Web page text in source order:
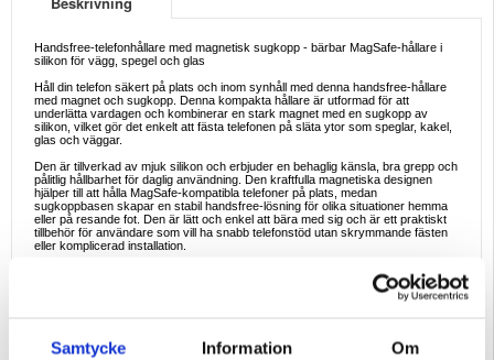
Samtycke Information Om
Handsfree-telefonhållare med magnetisk sugkopp - bärbar MagSafe-hållare i
silikon för vägg, spegel och glas
Håll din telefon säkert på plats och inom synhåll med denna handsfree-hållare
med magnet och sugkopp. Denna kompakta hållare är utformad för att
underlätta vardagen och kombinerar en stark magnet med en sugkopp av
silikon, vilket gör det enkelt att fästa telefonen på släta ytor som speglar, kakel,
glas och väggar.
Den är tillverkad av mjuk silikon och erbjuder en behaglig känsla, bra grepp och
pålitlig hållbarhet för daglig användning. Den kraftfulla magnetiska designen
hjälper till att hålla MagSafe-kompatibla telefoner på plats, medan
sugkoppbasen skapar en stabil handsfree-lösning för olika situationer hemma
eller på resande fot. Den är lätt och enkel att bära med sig och är ett praktiskt
tillbehör för användare som vill ha snabb telefonstöd utan skrymmande fästen
eller komplicerad installation.
- Lätt och bärbar design